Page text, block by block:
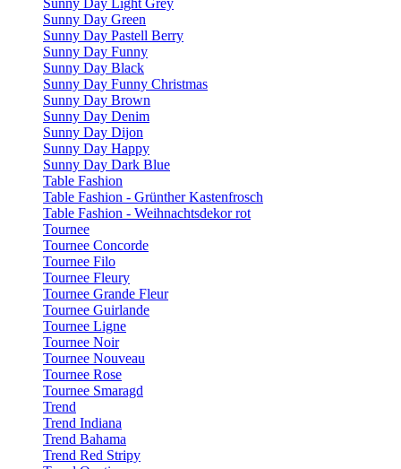
Sunny Day Light Grey
Sunny Day Green
Sunny Day Pastell Berry
Sunny Day Funny
Sunny Day Black
Sunny Day Funny Christmas
Sunny Day Brown
Sunny Day Denim
Sunny Day Dijon
Sunny Day Happy
Sunny Day Dark Blue
Table Fashion
Table Fashion - Grünther Kastenfrosch
Table Fashion - Weihnachtsdekor rot
Tournee
Tournee Concorde
Tournee Filo
Tournee Fleury
Tournee Grande Fleur
Tournee Guirlande
Tournee Ligne
Tournee Noir
Tournee Nouveau
Tournee Rose
Tournee Smaragd
Trend
Trend Indiana
Trend Bahama
Trend Red Stripy